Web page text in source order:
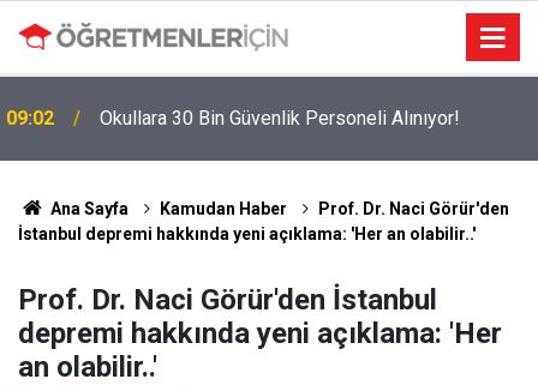
19:01
Öncelik Hangi Alanın Oldu?
Ana Sayfa Kamudan Haber
Prof. Dr. Naci Görür'den
İstanbul depremi hakkında yeni açıklama: 'Her an olabilir..'
Prof. Dr. Naci Görür'den İstanbul
depremi hakkında yeni açıklama: 'Her
an olabilir..'